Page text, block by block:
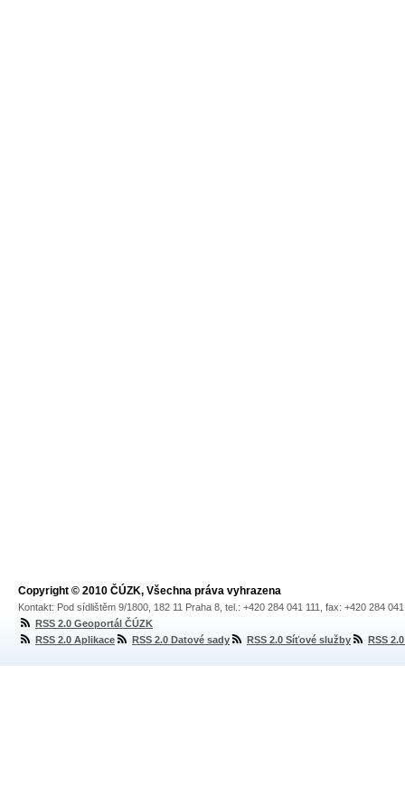
Copyright © 2010 ČÚZK, Všechna práva vyhrazena
Kontakt: Pod sídlištěm 9/1800, 182 11 Praha 8, tel.: +420 284 041 111, fax: +420 284
RSS 2.0 Geoportál ČÚZK
RSS 2.0 Aplikace
RSS 2.0 Datové sady RSS 2.0 Síťové služby RSS